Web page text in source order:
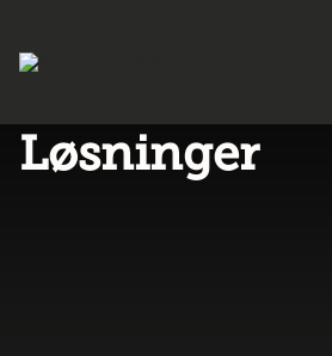
Løsninger